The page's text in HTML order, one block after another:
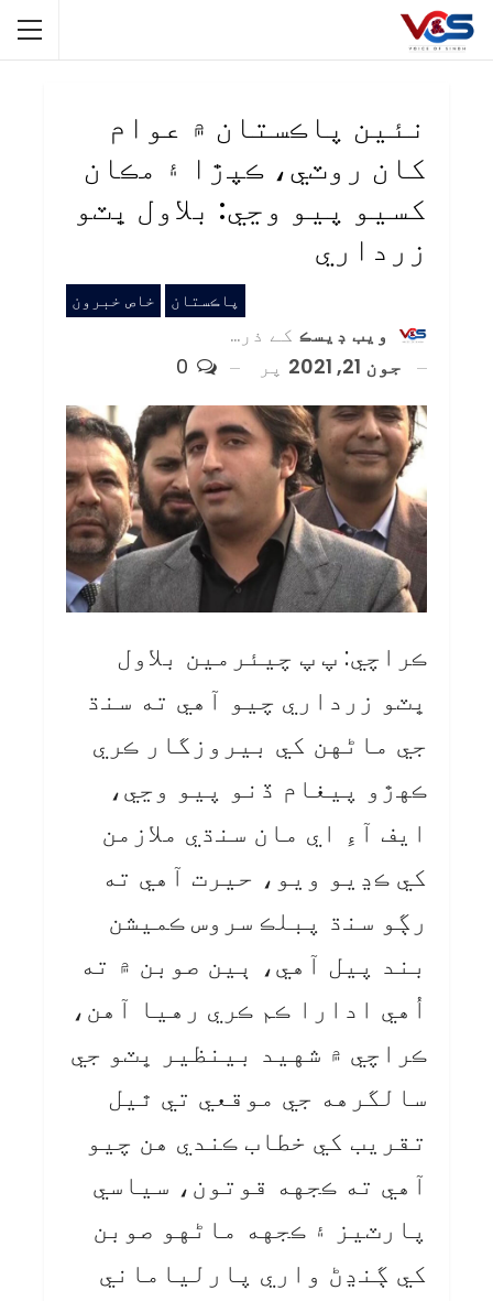
نئين پاڪستان ۾ عوام
کان روٽي، ڪپڙا ۽ مڪان
کسيو پيو وڃي: بلاول ڀٽو
زرداري
پاڪستان خاص خبرون
ويب ڊيسڪ کے ذریعہ
جون 21, 2021
پر
ڪراچي: پ پ چيئرمين بلاول
ڀٽو زرداري چيو آهي ته سنڌ
جي ماڻهن کي بيروزگار ڪري
ڪهڙو پيغام ڏنو پيو وڃي،
ايف آءِ اي مان سنڌي ملازمن
کي ڪڍيو ويو، حيرت آهي ته
رڳو سنڌ پبلڪ سروس ڪميشن
بند پيل آهي، ٻين صوبن ۾ ته
اُهي ادارا ڪم ڪري رهيا آهن،
ڪراچي ۾ شهيد بينظير ڀٽو جي
سالگرهه جي موقعي تي ٿيل
تقريب کي خطاب ڪندي هن چيو
آهي ته ڪجهه قوتون، سياسي
پارٽيز ۽ ڪجهه ماڻهو صوبن
کي ڳنڍڻ واري پارلياماني